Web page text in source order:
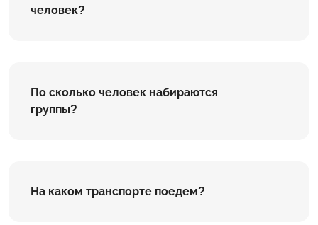
человек?
По сколько человек набираются
группы?
На каком транспорте поедем?